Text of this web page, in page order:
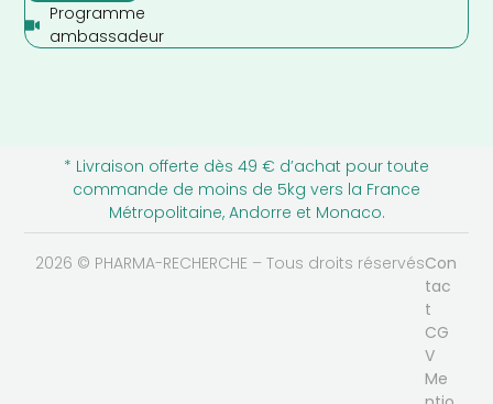
Programme
ambassadeur
* Livraison offerte dès 49 € d’achat pour toute
commande de moins de 5kg vers la France
Métropolitaine, Andorre et Monaco.
2026 © PHARMA-RECHERCHE – Tous droits réservésCon
tac
t
CG
V
Me